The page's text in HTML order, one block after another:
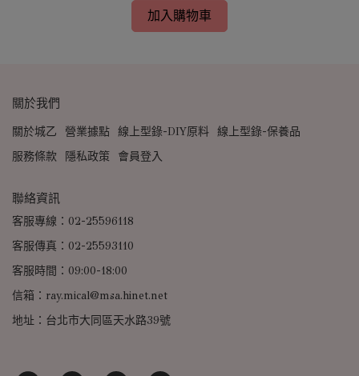
加入購物車
關於我們
關於城乙 營業據點 線上型錄-DIY原料 線上型錄-保養品
服務條款
隱私政策 會員登入
聯絡資訊
客服專線：02-25596118
客服傳真：02-25593110
客服時間：09:00-18:00
信箱：ray.mical@msa.hinet.net
地址：台北市大同區天水路39號